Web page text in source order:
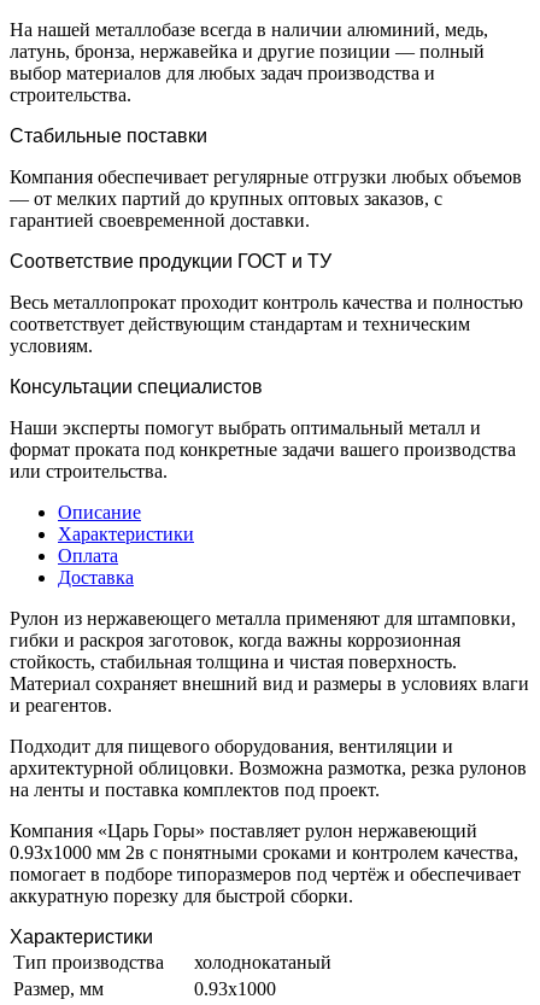
На нашей металлобазе всегда в наличии алюминий, медь,
латунь, бронза, нержавейка и другие позиции — полный
выбор материалов для любых задач производства и
строительства.
Стабильные поставки
Компания обеспечивает регулярные отгрузки любых объемов
— от мелких партий до крупных оптовых заказов, с
гарантией своевременной доставки.
Соответствие продукции ГОСТ и ТУ
Весь металлопрокат проходит контроль качества и полностью
соответствует действующим стандартам и техническим
условиям.
Консультации специалистов
Наши эксперты помогут выбрать оптимальный металл и
формат проката под конкретные задачи вашего производства
или строительства.
Описание
Характеристики
Оплата
Доставка
Рулон из нержавеющего металла применяют для штамповки,
гибки и раскроя заготовок, когда важны коррозионная
стойкость, стабильная толщина и чистая поверхность.
Материал сохраняет внешний вид и размеры в условиях влаги
и реагентов.
Подходит для пищевого оборудования, вентиляции и
архитектурной облицовки. Возможна размотка, резка рулонов
на ленты и поставка комплектов под проект.
Компания «Царь Горы» поставляет рулон нержавеющий
0.93х1000 мм 2в с понятными сроками и контролем качества,
помогает в подборе типоразмеров под чертёж и обеспечивает
аккуратную порезку для быстрой сборки.
Характеристики
Тип производства
холоднокатаный
Размер, мм
0.93х1000